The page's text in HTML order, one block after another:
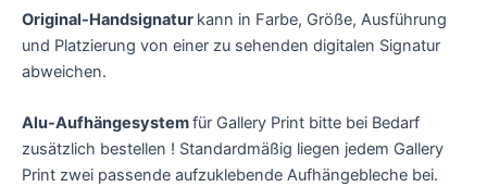
Original-Handsignatur kann in Farbe, Größe, Ausführung
und Platzierung von einer zu sehenden digitalen Signatur
abweichen.
Alu-Aufhängesystemfür Gallery Print bitte bei Bedarf
zusätzlich bestellen ! Standardmäßig liegen jedem Gallery
Print zwei passende aufzuklebende Aufhängebleche bei.